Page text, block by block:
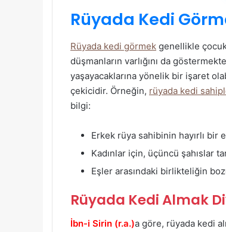
Rüyada Kedi
Rüyada kedi görmek genellikle
düşmanların varlığını da
yaşayacaklarına yönelik bir işaret
çekicidir. Örneğin, rüyada kedi
bilgi:
Erkek rüya sahibinin hayırlı bir
Kadınlar için, üçüncü şahıslar
Eşler arasındaki birlikteliğin
Rüyada Kedi Almak
İbn-i Sirin (r.a.)a göre, rüyada kedi